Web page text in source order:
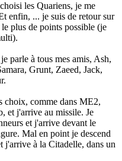
les Quariens, je me
enfin, ... je suis de retour sur
plus de points possible (je
parle à tous mes amis, Ash,
Grunt, Zaeed, Jack,
choix, comme dans ME2,
et j'arrive au missile. Je
et j'arrive devant le
Mal en point je descend
j'arrive à la Citadelle, dans un